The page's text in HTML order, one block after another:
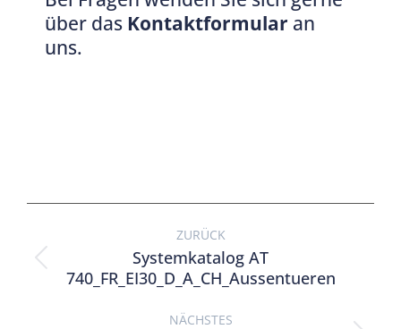
über das Kontaktformular an
uns.
ZURÜCK
Systemkatalog AT
740_FR_EI30_D_A_CH_Aussentueren
NÄCHSTES